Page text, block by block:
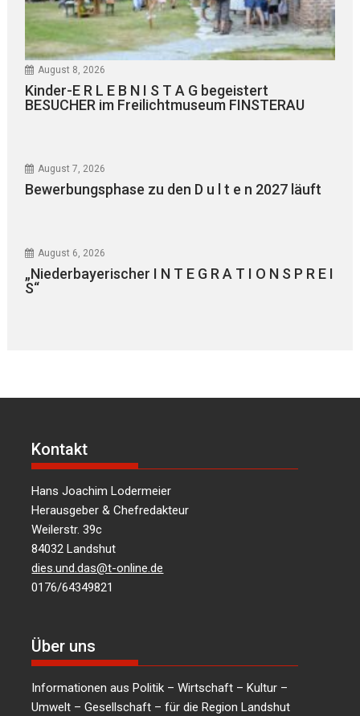
August 8, 2026
Kinder-E R L E B N I S T A G begeistert
BESUCHER im Freilichtmuseum FINSTERAU
August 7, 2026
Bewerbungsphase zu den D u l t e n 2027 läuft
August 6, 2026
„Niederbayerischer I N T E G R A T I O N S P R E I
S“
Kontakt
Hans Joachim Lodermeier
Herausgeber & Chefredakteur
Weilerstr. 39c
84032 Landshut
dies.und.das@t-online.de
0176/64349821
Über uns
Informationen aus Politik – Wirtschaft – Kultur –
Umwelt – Gesellschaft – für die Region Landshut